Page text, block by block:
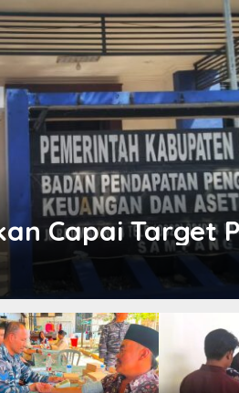
Capai Target